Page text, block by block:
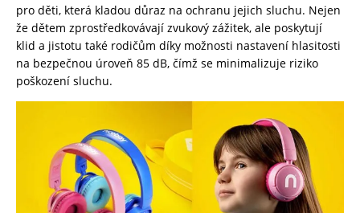
pro děti, která kladou důraz na ochranu jejich sluchu. Nejen
že dětem zprostředkovávají zvukový zážitek, ale poskytují
klid a jistotu také rodičům díky možnosti nastavení hlasitosti
na bezpečnou úroveň 85 dB, čímž se minimalizuje riziko
poškození sluchu.